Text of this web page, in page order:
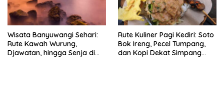
Wisata Banyuwangi Sehari:
Rute Kawah Wurung,
Djawatan, hingga Senja di
Rute Kuliner Pagi Kediri: Soto
Bok Ireng, Pecel Tumpang,
dan Kopi Dekat Simpang